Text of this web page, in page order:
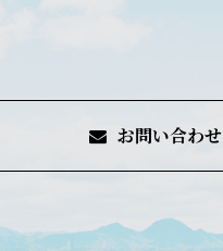
お問い合わせ